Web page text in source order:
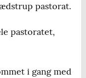
pastorat.
pastoratet,
i gang med